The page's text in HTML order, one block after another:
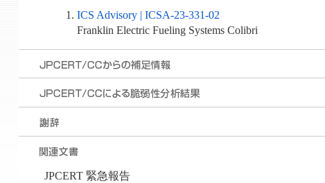
ICS Advisory | ICSA-23-331-02
Franklin Electric Fueling Systems Colibri
JPCERT 緊急報告